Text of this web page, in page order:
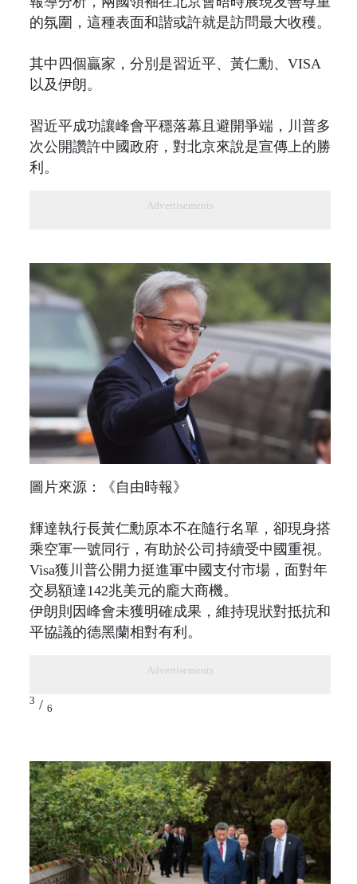
的氛圍，這種表面和諧或許就是訪問最大收穫。
其中四個贏家，分別是習近平、黃仁勳、VISA
以及伊朗。
習近平成功讓峰會平穩落幕且避開爭端，川普多
次公開讚許中國政府，對北京來說是宣傳上的勝
利。
Advertisements
圖片來源：《自由時報》
輝達執行長黃仁勳原本不在隨行名單，卻現身搭
乘空軍一號同行，有助於公司持續受中國重視。
Visa獲川普公開力挺進軍中國支付市場，面對年
交易額達142兆美元的龐大商機。
伊朗則因峰會未獲明確成果，維持現狀對抵抗和
平協議的德黑蘭相對有利。
Advertisements
3 / 6